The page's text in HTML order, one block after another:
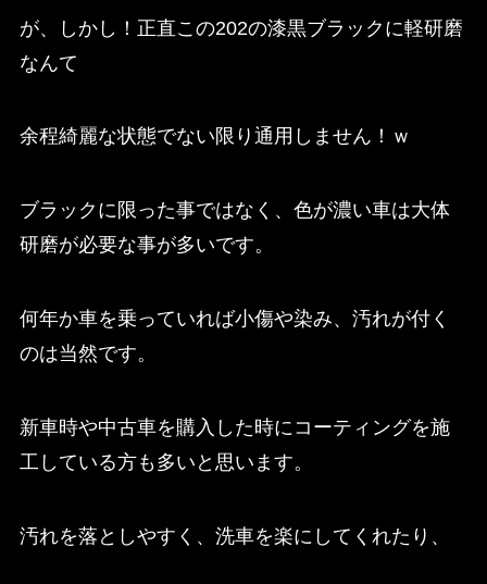
が、しかし！正直この202の漆黒ブラックに軽研磨
なんて
余程綺麗な状態でない限り通用しません！ｗ
ブラックに限った事ではなく、色が濃い車は大体
研磨が必要な事が多いです。
何年か車を乗っていれば小傷や染み、汚れが付く
のは当然です。
新車時や中古車を購入した時にコーティングを施
工している方も多いと思います。
汚れを落としやすく、洗車を楽にしてくれたり、